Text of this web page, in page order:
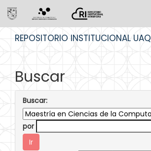
REPOSITORIO INSTITUCIONAL UAQ
Buscar
Buscar:
por